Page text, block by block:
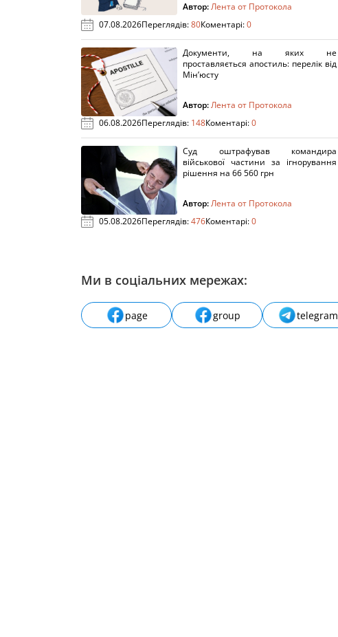
Автор:Лента от Протокола
07.08.2026Переглядів:80Коментарі:0
Документи, на яких не
проставляється апостиль: перелік від
Мін’юсту
Автор:Лента от Протокола
06.08.2026Переглядів: 148Коментарі:0
Суд оштрафував командира
військової частини за ігнорування
рішення на 66 560 грн
Автор:Лента от Протокола
05.08.2026Переглядів:476Коментарі:0
Ми в соціальних мережах:
page group telegram